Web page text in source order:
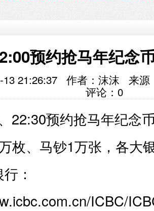
预约抢马年纪念
13 21:26:37 作者：沫沫 来
评论： 0
22:30预约抢马年纪念
枚、马钞1万张，各大
：
ICBC/